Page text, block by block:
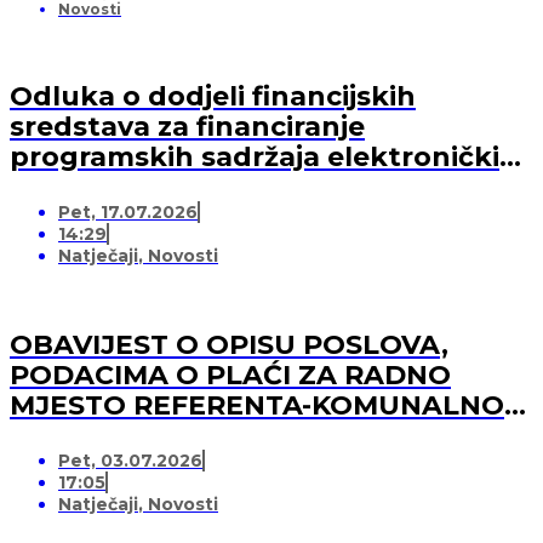
Novosti
Odluka o dodjeli financijskih
sredstava za financiranje
programskih sadržaja elektroničkih
medijskih usluga)
Pet, 17.07.2026
14:29
Natječaji, Novosti
OBAVIJEST O OPISU POSLOVA,
PODACIMA O PLAĆI ZA RADNO
MJESTO REFERENTA-KOMUNALNOG
Pet, 03.07.2026
17:05
Natječaji, Novosti